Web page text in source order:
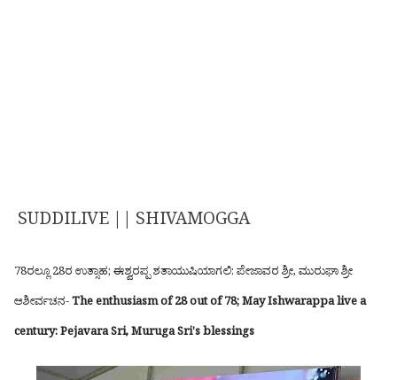
SUDDILIVE || SHIVAMOGGA
78ರಲ್ಲೂ 28ರ ಉತ್ಸಾಹ; ಈಶ್ವರಪ್ಪ ಶತಾಯುಷಿಯಾಗಲಿ: ಪೇಜಾವರ ಶ್ರೀ, ಮುರುಘಾ ಶ್ರೀ
ಆಶೀರ್ವಚನ-The enthusiasm of 28 out of 78; May Ishwarappa live a
century: Pejavara Sri, Muruga Sri's blessings